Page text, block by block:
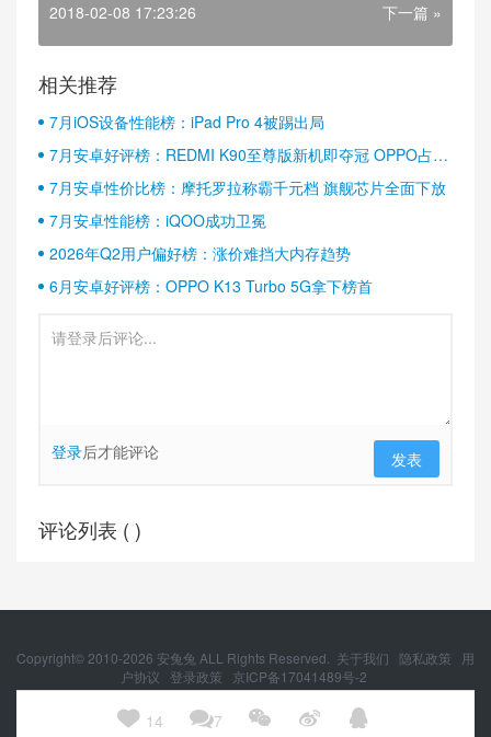
 14 7   
2018-02-08 17:23:26 下一篇 »
相关推荐
7月iOS设备性能榜：iPad Pro 4被踢出局
7月安卓好评榜：REDMI K90至尊版新机即夺冠 OPPO占据
半壁江山
7月安卓性价比榜：摩托罗拉称霸千元档 旗舰芯片全面下放
7月安卓性能榜：iQOO成功卫冕
2026年Q2用户偏好榜：涨价难挡大内存趋势
6月安卓好评榜：OPPO K13 Turbo 5G拿下榜首
登录后才能评论 发表
评论列表 ( )
Copyright© 2010-2026 安兔兔 ALL Rights Reserved. 关于我们 隐私政策
用
户协议
登录政策
京ICP备17041489号-2
京公网安备 11010502054377号